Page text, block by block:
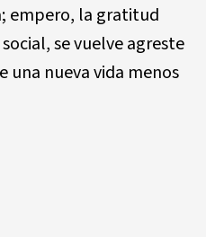
empero, la gratitud
se vuelve agreste
una nueva vida menos